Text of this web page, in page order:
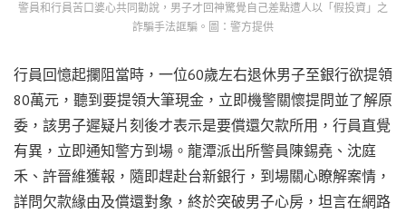
警員和行員苦口婆心共同勸說，男子才回神驚覺自己差點遭人以「假投資」之
詐騙手法誆騙。圖：警方提供
行員回憶起攔阻當時，一位60歲左右退休男子至銀行欲提領
80萬元，聽到要提領大筆現金，立即機警關懷提問並了解原
委，該男子遲疑片刻後才表示是要償還欠款所用，行員直覺
有異，立即通知警方到場。龍潭派出所警員陳錫堯、沈庭
禾、許晉維獲報，隨即趕赴台新銀行，到場關心瞭解案情，
詳問欠款緣由及償還對象，終於突破男子心房，坦言在網路